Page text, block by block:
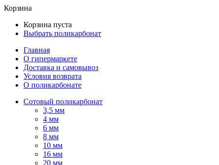
Корзина
Корзина пуста
Выбрать поликарбонат
Главная
О гипермаркете
Доставка и самовывоз
Условия возврата
О поликарбонате
Сотовый поликарбонат
3,5 мм
4 мм
6 мм
8 мм
10 мм
16 мм
20 мм